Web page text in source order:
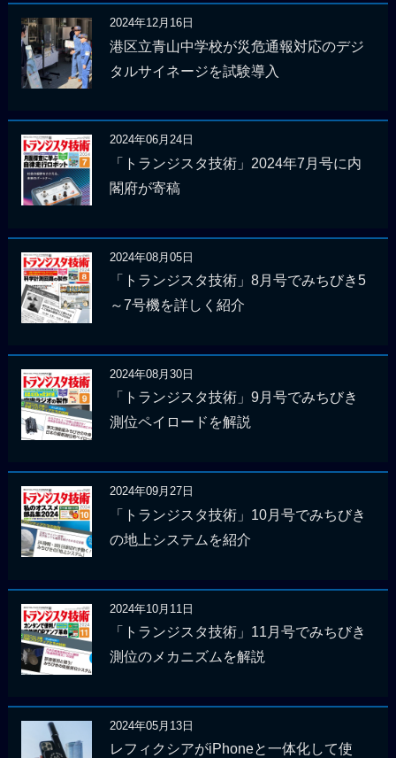
2024年12月16日
港区立青山中学校が災危通報対応のデジ
タルサイネージを試験導入
2024年06月24日
「トランジスタ技術」2024年7月号に内
閣府が寄稿
2024年08月05日
「トランジスタ技術」8月号でみちびき5
～7号機を詳しく紹介
2024年08月30日
「トランジスタ技術」9月号でみちびき
測位ペイロードを解説
2024年09月27日
「トランジスタ技術」10月号でみちびき
の地上システムを紹介
2024年10月11日
「トランジスタ技術」11月号でみちびき
測位のメカニズムを解説
2024年05月13日
レフィクシアがiPhoneと一体化して使